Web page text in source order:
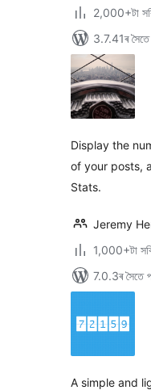
2,000+টা
3.7.41ৰ সৈতে
Display the
of your posts,
Stats.
Jeremy
1,000+টা
7.0.3ৰ সৈতে
A simple and